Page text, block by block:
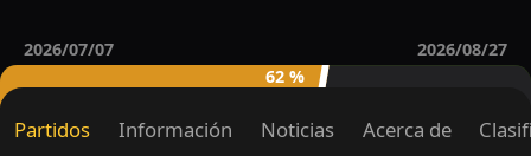
2026/07/07
2026/08/27
62 %
Partidos Información Noticias Acerca de